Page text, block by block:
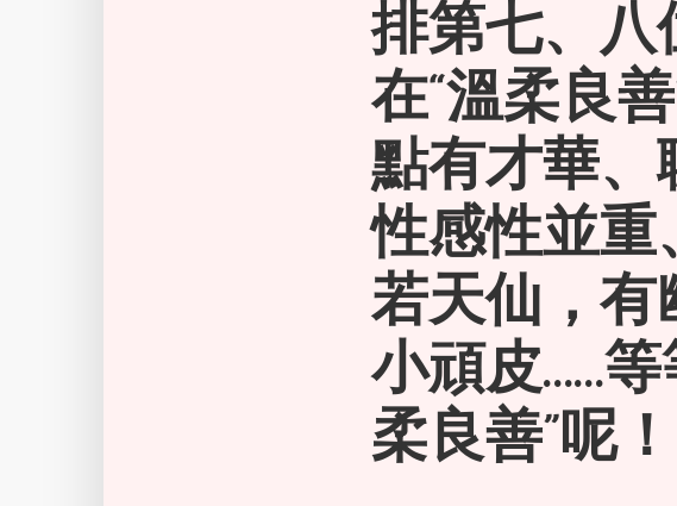
排第七、八
在“溫柔良
點有才華、
性感性並重
若天仙，有
小頑皮……等
柔良善”呢！